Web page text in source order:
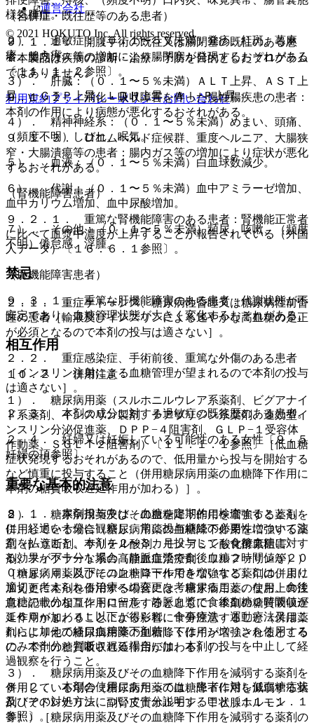
（合併症・既往歴等のある患者）
９．１．１． 開腹手術の既往又は腸閉塞の既往のある患
者：腸内ガス等の増加により腸閉塞が発現するおそれがある
〔１１．１．２参照〕。
９．１．２． 消化・吸収障害を伴った慢性腸疾患の患者：
本剤の作用により病態が悪化するおそれがある。
９．１．３． ロエムヘルド症候群、重度ヘルニア、大腸狭
窄・大腸潰瘍等の患者：腸内ガス等の増加により症状が悪化
するおそれがある。
（腎機能障害患者）
９．２．１． 重篤な腎機能障害のある患者：腎機能正常者
に比べて血漿中濃度が上昇することが報告されている（外国
人データ）〔１６．６．１参照〕。
（肝機能障害患者）
９．３．１． 重篤な肝機能障害のある患者：代謝状態が不
安定であり、血糖管理状態が大きく変化するおそれがある。
相互作用
１０．２． 併用注意：
１）． 糖尿病用薬（スルホニルウレア系薬剤、ビグアナイ
ド系薬剤、インスリン製剤、チアゾリジン系薬剤、速効型イ
ンスリン分泌促進薬、ＤＰＰ−４阻害剤、ＧＬＰ−１受容体
作動薬、ＳＧＬＴ２阻害剤）〔１１．１．１参照〕［低血糖
症状発現するおそれがあるので、低用量から投与を開始する
など慎重に投与すること（併用糖尿病用薬の血糖降下作用に
本剤の糖質吸収遅延作用が加わる）］。
２）． 糖尿病用薬及びその血糖降下作用を増強する薬剤を
併用している場合（糖尿病用薬の血糖降下作用を増強する薬
剤（β−遮断剤、サリチル酸剤、モノアミン酸化酵素阻害
剤、フィブラート系の高脂血症治療剤、ワルファリン等））
［糖尿病用薬及びその血糖降下作用を増強する薬剤の併用に
加え更に本剤を併用する場合には、糖尿病用薬の使用上の注
意に記載の相互作用に留意するとともに、本剤の糖質吸収遅
延作用が加わることによる影響に十分注意すること（併用薬
剤により他の糖尿病用薬の血糖降下作用が増強されるところ
に、本剤の糖質吸収遅延作用が加わる）］。
３）． 糖尿病用薬及びその血糖降下作用を減弱する薬剤を
併用している場合（糖尿病用薬の血糖降下作用を減弱する薬
剤（アドレナリン、副腎皮質ホルモン、甲状腺ホルモン
等））［糖尿病用薬及びその血糖降下作用を減弱する薬剤の
様気腫症。
２）． 過敏症：（０．１〜５％未満）発疹、紅斑、蕁麻
疹、そう痒。
３）． 肝臓：（０．１〜５％未満）ＡＬＴ上昇、ＡＳＴ上
昇、γ−ＧＴＰ上昇、ＬＤＨ上昇、Ａｌ−Ｐ上昇。
４）． 精神神経系：（０．１〜５％未満）めまい、頭痛、
（頻度不明）しびれ、眠気。
５）． 血液：（０．１〜５％未満）白血球数減少。
６）． 代謝：（０．１〜５％未満）血中アミラーゼ増加、
血中カリウム増加、血中尿酸増加。
７）． その他：（０．１〜５％未満）頻尿、咳嗽、（頻度
不明）倦怠感、浮腫。
禁忌
２．１． 重症ケトーシス、糖尿病性昏睡又は糖尿病性前昏
睡の患者［輸液及びインスリンによる速やかな高血糖の是正
が必須となるので本剤の投与は適さない］。
２．２． 重症感染症、手術前後、重篤な外傷のある患者
［インスリン注射による血糖管理が望まれるので本剤の投与
は適さない］。
２．３． 本剤の成分に対する過敏症の既往歴のある患者。
２．４． 妊婦又は妊娠している可能性のある女性〔９．５
妊婦の項参照〕。
重要な基本的注意
８．１． 本剤投与中は、血糖を定期的に検査するととも
に、経過を十分に観察し、常に投与継続の必要性について注
意を払うこと。本剤を２〜３カ月投与しても食後血糖に対す
る効果が不十分な場合（静脈血漿で食後血糖２時間値が２０
０ｍｇ／ｄＬ以下にコントロールできないなど）には、より
適切と考えられる治療への変更を考慮すること。なお、食後
血糖の十分なコントロール：静脈血漿で食後血糖２時間値が
１６０ｍｇ／ｄＬ以下が得られ、食事療法・運動療法又はこ
れらに加えて経口血糖降下剤若しくはインスリンを使用する
のみで十分と判断される場合には、本剤の投与を中止して経
過観察を行うこと。
８．２． 本剤の使用にあたっては、患者に対し低血糖症状
及びその対処方法について十分説明すること〔１１．１．１
参照〕。
運営会社
© 2021 HOKUTO Inc. All rights reserved.
※本製品は疾病の診断・治療・予防を目的としたプログラム
ではありません。
利用規約プライバシーポリシーお問い合わせ